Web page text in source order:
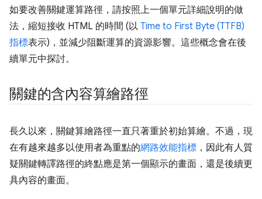
如要改善關鍵運算路徑，請按照上一個單元詳細說明的做
法，縮短接收 HTML 的時間 (以 Time to First Byte (TTFB)
指標表示)，並減少阻斷運算的資源影響。這些概念會在後
續單元中探討。
關鍵的含內容算繪路徑
長久以來，關鍵算繪路徑一直只著重於初始算繪。不過，現
在有越來越多以使用者為重點的網路效能指標 ，因此有人質
疑關鍵轉譯路徑的終點應是第一個顯示的畫面，還是後續更
具內容的畫面。